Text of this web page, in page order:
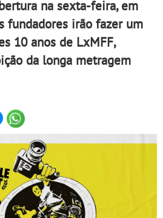
na sexta-feira, em
fundadores irão fazer um
10 anos de LxMFF,
da longa metragem